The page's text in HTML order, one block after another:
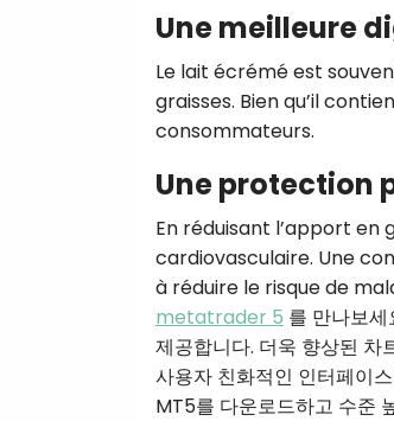
Une meilleure
Le lait écrémé est
graisses. Bien qu’il
consommateurs.
Une protection
En réduisant l’apport
cardiovasculaire. Une
à réduire le risque de
metatrader 5 를 만나보
제공합니다. 더욱 향상된 차
사용자 친화적인 인터페이
MT5를 다운로드하고 수준